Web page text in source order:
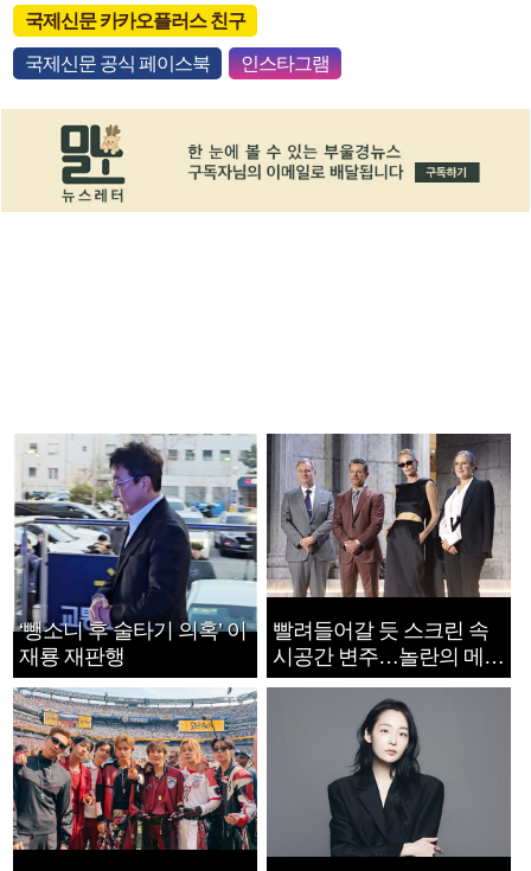
국제신문 카카오플러스 친구
국제신문 공식 페이스북 인스타그램
‘뺑소니 후 술타기 의혹’ 이
재룡 재판행
빨려들어갈 듯 스크린 속
시공간 변주…놀란의 메시
지는 ‘전쟁 속죄’